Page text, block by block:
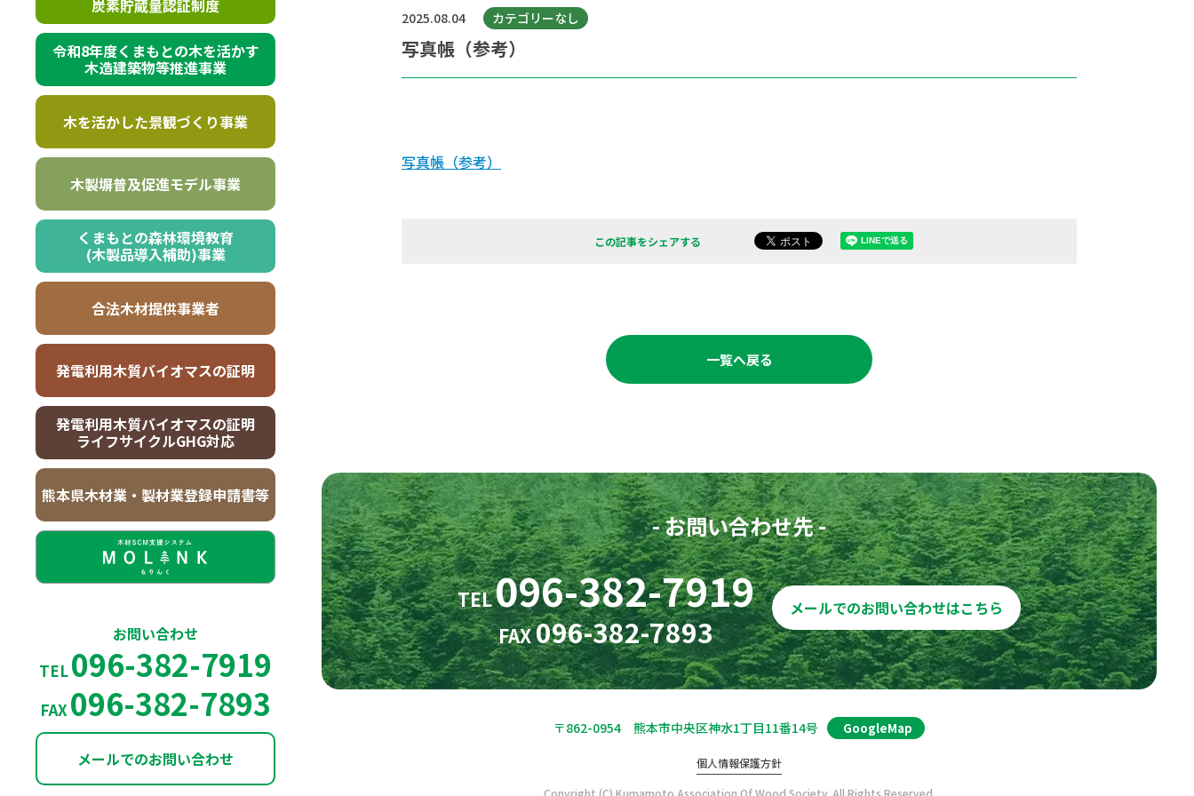
炭素貯蔵量認証制度
令和8年度くまもとの木を活かす
木造建築物等推進事業
木を活かした景観づくり事業
木製塀普及促進モデル事業
くまもとの森林環境教育
(木製品導入補助)事業
合法木材提供事業者
発電利用木質バイオマスの証明
発電利用木質バイオマスの証明
ライフサイクルGHG対応
熊本県木材業・製材業登録申請書等
お問い合わせ
TEL096-382-7919
FAX096-382-7893
メールでのお問い合わせ
2025.08.04 カテゴリーなし
写真帳（参考）
写真帳（参考）
この記事をシェアする
一覧へ戻る
- お問い合わせ先 -
TEL096-382-7919
FAX096-382-7893
メールでのお問い合わせはこちら
〒862-0954 熊本市中央区神水1丁目11番14号 GoogleMap
個人情報保護方針
Copyright (C) Kumamoto Association Of Wood Society. All Rights Reserved.